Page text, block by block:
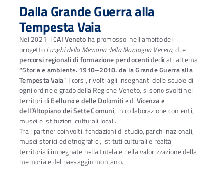
Dalla Grande Guerra alla
Tempesta Vaia
Nel 2021 ilCAI Veneto ha promosso, nell’ambito del
progettoLuoghi della Memoria della Montagna Veneta, due
percorsi regionali di formazione per docentidedicati al tema
“Storia e ambiente. 1918–2018: dalla Grande Guerra alla
Tempesta Vaia“. I corsi, rivolti agli insegnanti delle scuole di
ogni ordine e grado della Regione Veneto, si sono svolti nei
territori di Belluno e delle Dolomitie di Vicenza e
dell’Altopiano dei Sette Comuni, in collaborazione con enti,
musei e istituzioni culturali locali.
Tra i partner coinvolti: fondazioni di studio, parchi nazionali,
musei storici ed etnografici, istituti culturali e realtà
territoriali impegnate nella tutela e nella valorizzazione della
memoria e del paesaggio montano.